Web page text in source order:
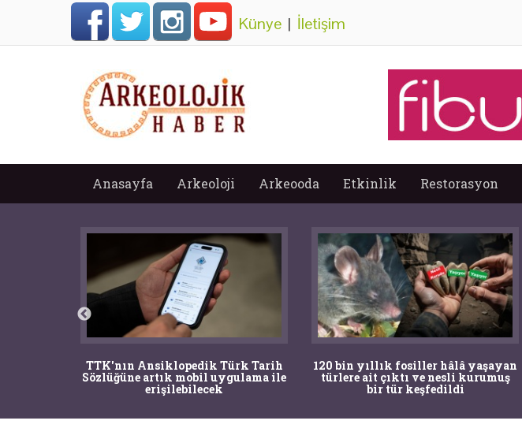
Künye | İletişim
Anasayfa Arkeoloji Arkeooda Etkinlik Restorasyon
TTK'nın Ansiklopedik Türk Tarih
Sözlüğüne artık mobil uygulama ile
erişilebilecek
120 bin yıllık fosiller hâlâ yaşayan
türlere ait çıktı ve nesli kurumuş
bir tür keşfedildi